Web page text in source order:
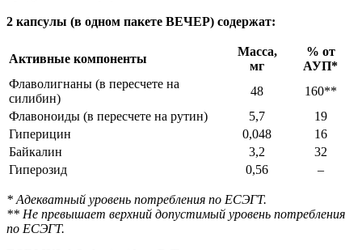
2 капсулы (в одном пакете ВЕЧЕР) содержат:
Активные компоненты
Масса,
мг
% от
АУП*
Флаволигнаны (в пересчете на
силибин)
48
160**
Флавоноиды (в пересчете на рутин)
5,7
19
Гиперицин
0,048
16
Байкалин
3,2
32
Гиперозид
0,56 –
* Адекватный уровень потребления по ЕСЭГТ.
** Не превышает верхний допустимый уровень потребления
по ЕСЭГТ.